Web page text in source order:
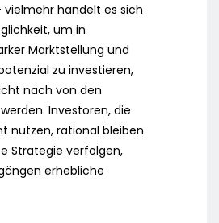
vielmehr handelt es sich
um in
Marktstellung und
zu investieren,
nach von den
Investoren, die
nutzen, rational bleiben
Strategie verfolgen,
erhebliche